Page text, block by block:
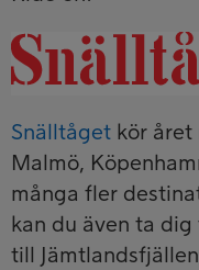
Snälltåget kör året
Malmö,
många fler
kan du även ta
till